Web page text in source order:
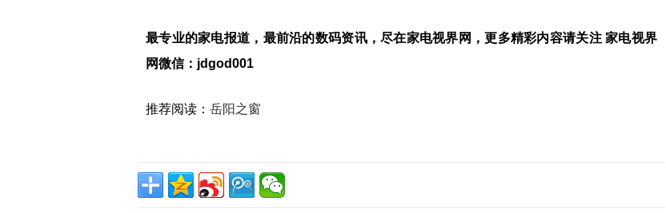
最专业的家电报道，最前沿的数码资讯，尽在家电视界网，更多精彩内容请关注 家电视界
网微信：jdgod001
推荐阅读： 岳阳之窗